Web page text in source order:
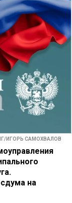
ИГОРЬ САМОХВАЛОВ
на